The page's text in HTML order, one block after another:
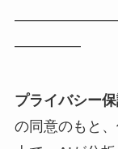
————–
プライバシー
の同意のもと